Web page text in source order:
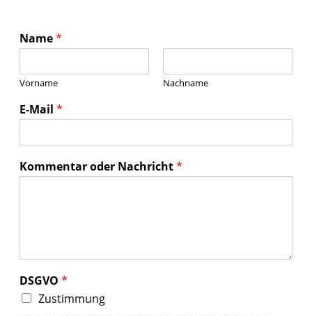
Name*
Vorname Nachname
E-Mail *
Kommentar oder Nachricht*
DSGVO *
Zustimmung